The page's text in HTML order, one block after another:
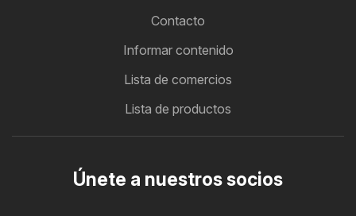
Contacto
Informar contenido
Lista de comercios
Lista de productos
Únete a nuestros socios